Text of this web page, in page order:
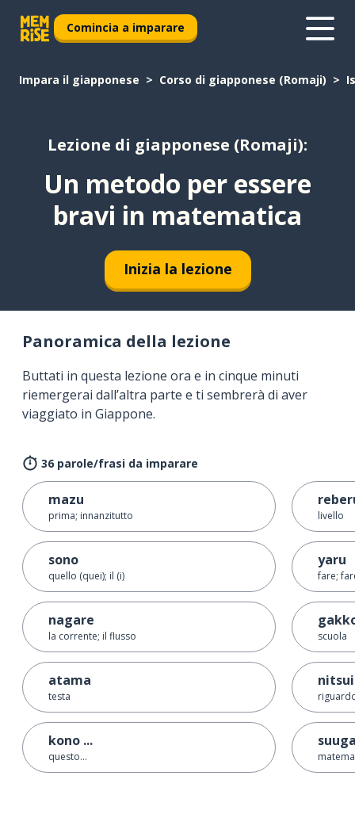
Comincia a imparare
Impara il giapponese Corso di giapponese (Romaji)
Lezione di giapponese (Romaji):
Un metodo per essere
bravi in matematica
Inizia la lezione
Panoramica della lezione
Buttati in questa lezione ora e in cinque minuti
riemergerai dall’altra parte e ti sembrerà di aver
viaggiato in Giappone.
36 parole/frasi da imparare
mazu
prima; innanzitutto
sono
quello (quei); il (i)
nagare
la corrente; il flusso
atama
testa
kono ...
questo…
livello
yaru
fare;
scuola